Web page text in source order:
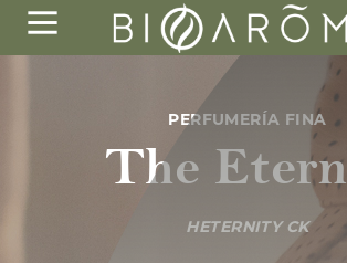
PERFUMERÍA FINA
The
HETERNITY CK